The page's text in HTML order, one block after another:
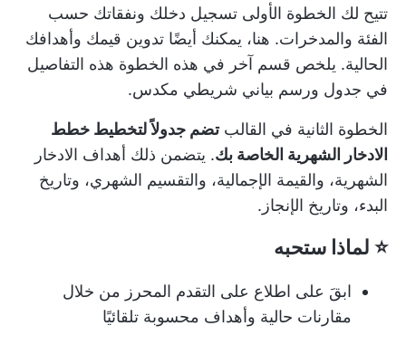
تتيح لك الخطوة الأولى تسجيل دخلك ونفقاتك حسب
الفئة والمدخرات. هنا، يمكنك أيضًا تدوين قيمك وأهدافك
الحالية. يلخص قسم آخر في هذه الخطوة هذه التفاصيل
في جدول ورسم بياني شريطي مكدس.
الخطوة الثانية في القالبتضم جدولاً لتخطيط خطط
الادخار الشهرية الخاصة بك. يتضمن ذلك أهداف الادخار
الشهرية، والقيمة الإجمالية، والتقسيم الشهري، وتاريخ
البدء، وتاريخ الإنجاز.
⭐ لماذا ستحبه
ابقَ على اطلاع على التقدم المحرز من خلال
مقارنات حالية وأهداف محسوبة تلقائيًا